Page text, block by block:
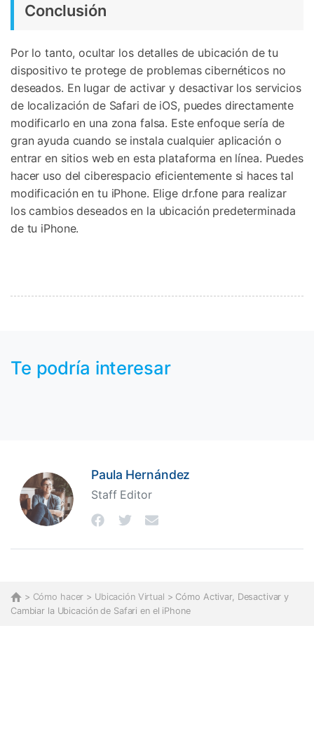
Conclusión
Por lo tanto, ocultar los detalles de ubicación de tu
dispositivo te protege de problemas cibernéticos no
deseados. En lugar de activar y desactivar los servicios
de localización de Safari de iOS, puedes directamente
modificarlo en una zona falsa. Este enfoque sería de
gran ayuda cuando se instala cualquier aplicación o
entrar en sitios web en esta plataforma en línea. Puedes
hacer uso del ciberespacio eficientemente si haces tal
modificación en tu iPhone. Elige dr.fone para realizar
los cambios deseados en la ubicación predeterminada
de tu iPhone.
Te podría interesar
Paula Hernández
Staff Editor
> Cómo hacer > Ubicación Virtual > Cómo Activar, Desactivar y
Cambiar la Ubicación de Safari en el iPhone